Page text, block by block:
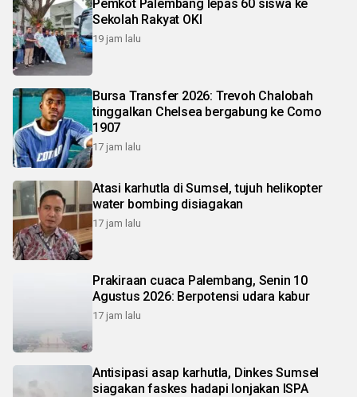
Pemkot Palembang lepas 60 siswa ke
Sekolah Rakyat OKI
19 jam lalu
Bursa Transfer 2026: Trevoh Chalobah
tinggalkan Chelsea bergabung ke Como
1907
17 jam lalu
Atasi karhutla di Sumsel, tujuh helikopter
water bombing disiagakan
17 jam lalu
Prakiraan cuaca Palembang, Senin 10
Agustus 2026: Berpotensi udara kabur
17 jam lalu
Antisipasi asap karhutla, Dinkes Sumsel
siagakan faskes hadapi lonjakan ISPA